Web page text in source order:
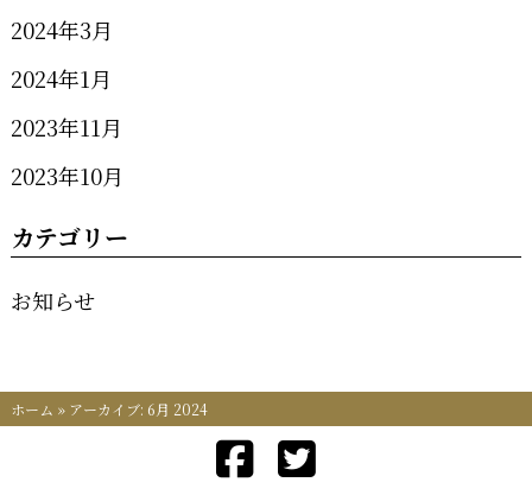
2024年3月
2024年1月
2023年11月
2023年10月
カテゴリー
お知らせ
ホーム » アーカイブ: 6月 2024